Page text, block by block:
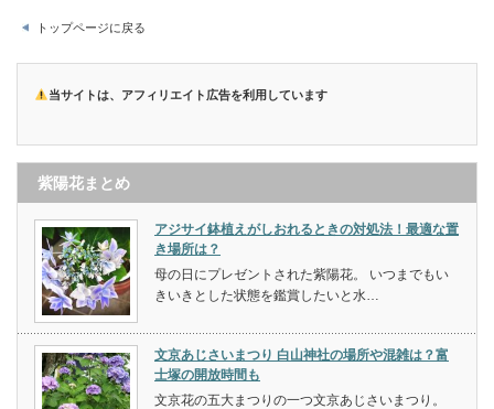
トップページに戻る
当サイトは、アフィリエイト広告を利用しています
紫陽花まとめ
アジサイ鉢植えがしおれるときの対処法！最適な置
き場所は？
母の日にプレゼントされた紫陽花。 いつまでもい
きいきとした状態を鑑賞したいと水…
文京あじさいまつり 白山神社の場所や混雑は？富
士塚の開放時間も
文京花の五大まつりの一つ文京あじさいまつり。